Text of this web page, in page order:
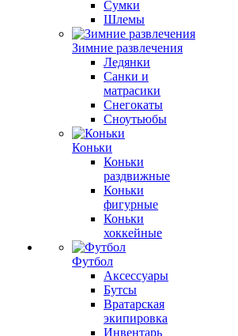
Сумки
Шлемы
Зимние развлечения
Ледянки
Санки и
матрасики
Снегокаты
Сноутьюбы
Коньки
Коньки
раздвижные
Коньки
фигурные
Коньки
хоккейные
Футбол
Аксессуары
Бутсы
Вратарская
экипировка
Инвентарь